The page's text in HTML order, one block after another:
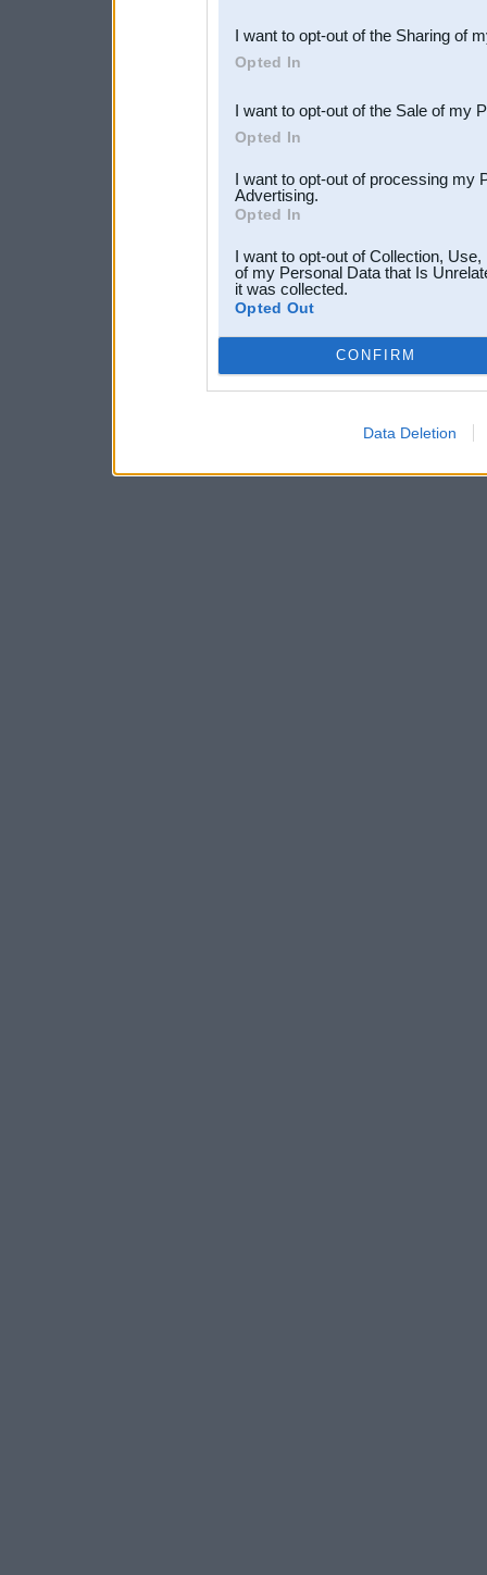
Downstream Participants
third parties.
I want to opt-out of the Sharing of
Opted In
I want to opt-out of the Sale of my
Opted In
I want to opt-out of processing my
Advertising.
Opted In
I want to opt-out of Collection,
of my Personal Data that Is
it was collected.
Opted Out
CONFIRM
Data Deletion